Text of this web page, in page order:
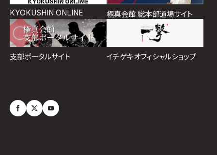
KYOKUSHIN ONLINE 極真会館 総本部道場サイト
支部ポータルサイト イチゲキオフィシャルショップ